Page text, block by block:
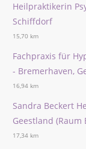
Heilpraktikerin
Schiffdorf
15,70 km
Fachpraxis für
- Bremerhaven,
16,94 km
Sandra Beckert
Geestland
17,34 km